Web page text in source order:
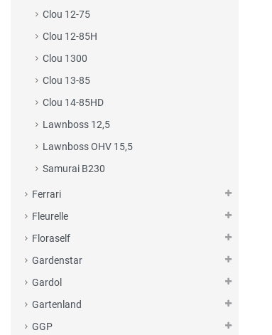
Clou 12-75
Clou 12-85H
Clou 1300
Clou 13-85
Clou 14-85HD
Lawnboss 12,5
Lawnboss OHV 15,5
Samurai B230
Ferrari
Fleurelle
Floraself
Gardenstar
Gardol
Gartenland
GGP